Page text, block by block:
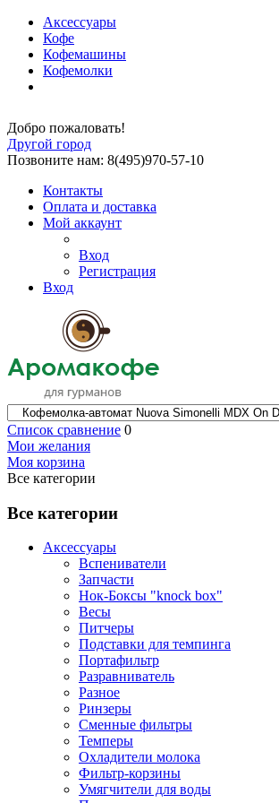
Аксессуары
Кофе
Кофемашины
Кофемолки
Добро пожаловать!
Другой город
Позвоните нам: 8(495)970-57-10
Контакты
Оплата и доставка
Мой аккаунт
Вход
Регистрация
Вход
Список сравнение 0
Мои желания
Моя корзина
Все категории
Все категории
Аксессуары
Вспениватели
Запчасти
Нок-Боксы "knock box"
Весы
Питчеры
Подставки для темпинга
Портафильтр
Разравниватель
Разное
Ринзеры
Сменные фильтры
Темперы
Охладители молока
Фильтр-корзины
Умягчители для воды